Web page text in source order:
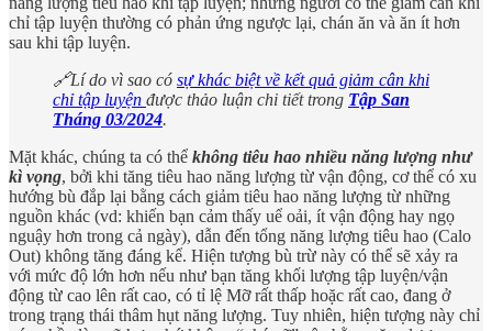
chỉ tập luyện thường có phản ứng ngược lại, chán ăn và ăn ít hơn
sau khi tập luyện.
🔗Lí do vì sao có sự khác biệt về kết quả giảm cân khi
chỉ tập luyện được thảo luận chi tiết trong Tập San
Tháng 03/2024.
Mặt khác, chúng ta có thể không tiêu hao nhiều năng lượng như
kì vọng, bởi khi tăng tiêu hao năng lượng từ vận động, cơ thể có xu
hướng bù đắp lại bằng cách giảm tiêu hao năng lượng từ những
nguồn khác (vd: khiến bạn cảm thấy uể oải, ít vận động hay ngọ
nguậy hơn trong cả ngày), dẫn đến tổng năng lượng tiêu hao (Calo
Out) không tăng đáng kể. Hiện tượng bù trừ này có thể sẽ xảy ra
với mức độ lớn hơn nếu như bạn tăng khối lượng tập luyện/vận
động từ cao lên rất cao, có tỉ lệ Mỡ rất thấp hoặc rất cao, đang ở
trong trạng thái thâm hụt năng lượng. Tuy nhiên, hiện tượng này chỉ